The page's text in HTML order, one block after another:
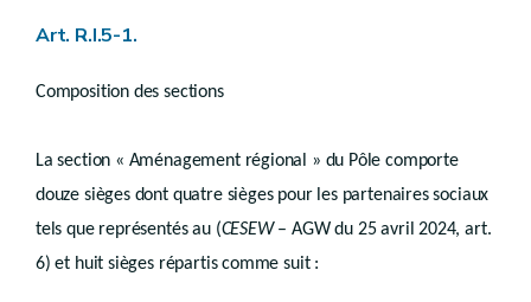
Chapitre 2
Section 2 Lien entre les schémas et les guides
Chapitre 2 Règlements communaux d’urbanisme
Livre IV PERMIS ET CERTIFICATS D’URBANISME
Titre 1
er
Généralités
Chapitre 1er
Notions
Art. R.IV.1-1
Art. R.IV.1-2
Art. R.I.5-1.
Composition des sections
La section « Aménagement régional » du Pôle comporte
douze sièges dont quatre sièges pour les partenaires sociaux
tels que représentés au (CESEW– AGW du 25 avril 2024, art.
6) et huit sièges répartis comme suit :